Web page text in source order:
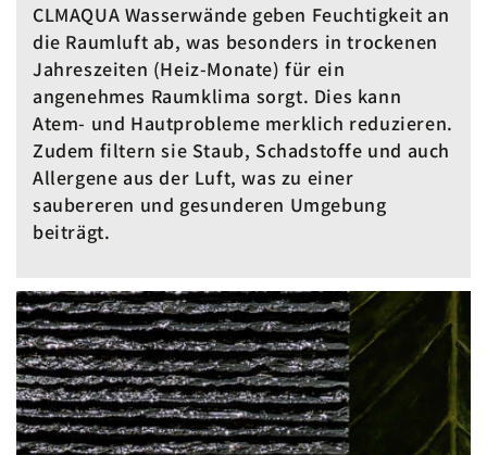
CLMAQUA Wasserwände geben Feuchtigkeit an
die Raumluft ab, was besonders in trockenen
Jahreszeiten (Heiz-Monate) für ein
angenehmes Raumklima sorgt. Dies kann
Atem- und Hautprobleme merklich reduzieren.
Zudem filtern sie Staub, Schadstoffe und auch
Allergene aus der Luft, was zu einer
saubereren und gesunderen Umgebung
beiträgt.